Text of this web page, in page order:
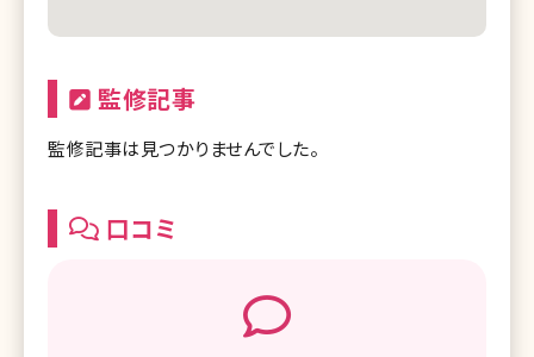
監修記事
監修記事は見つかりませんでした。
口コミ